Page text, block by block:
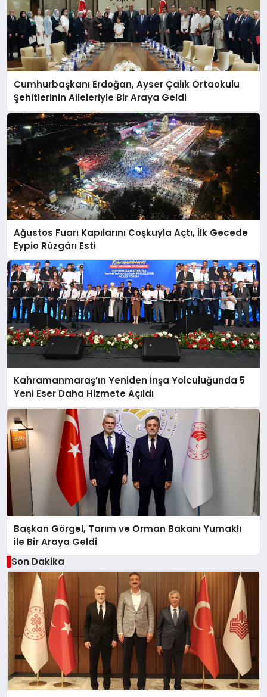
Cumhurbaşkanı Erdoğan, Ayser Çalık Ortaokulu
Şehitlerinin Aileleriyle Bir Araya Geldi
Ağustos Fuarı Kapılarını Coşkuyla Açtı, İlk Gecede
Eypio Rüzgârı Esti
Kahramanmaraş’ın Yeniden İnşa Yolculuğunda 5
Yeni Eser Daha Hizmete Açıldı
Başkan Görgel, Tarım ve Orman Bakanı Yumaklı
ile Bir Araya Geldi
Son Dakika